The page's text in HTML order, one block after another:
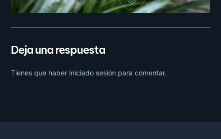
Deja una respuesta
Tienes que haber iniciado sesión para comentar.